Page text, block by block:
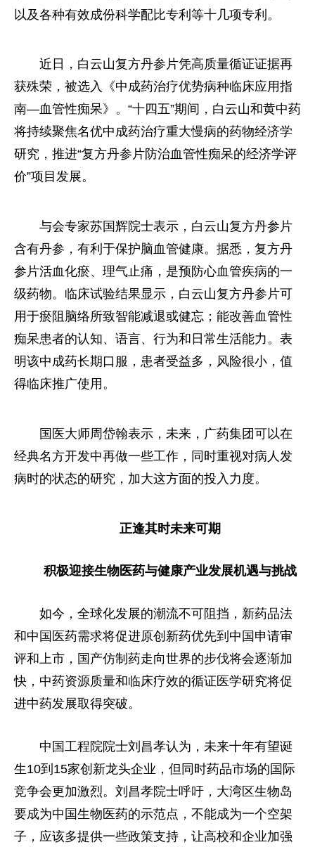
以及各种有效成份科学配比专利等十几项专利。
近日，白云山复方丹参片凭高质量循证证据再
获殊荣，被选入《中成药治疗优势病种临床应用指
南—血管性痴呆》。“十四五”期间，白云山和黄中药
将持续聚焦名优中成药治疗重大慢病的药物经济学
研究，推进“复方丹参片防治血管性痴呆的经济学评
价”项目发展。
与会专家苏国辉院士表示，白云山复方丹参片
含有丹参，有利于保护脑血管健康。据悉，复方丹
参片活血化瘀、理气止痛，是预防心血管疾病的一
级药物。临床试验结果显示，白云山复方丹参片可
用于瘀阻脑络所致智能减退或健忘；能改善血管性
痴呆患者的认知、语言、行为和日常生活能力。表
明该中成药长期口服，患者受益多，风险很小，值
得临床推广使用。
国医大师周岱翰表示，未来，广药集团可以在
经典名方开发中再做一些工作，同时重视对病人发
病时的状态的研究，加大这方面的投入力度。
正逢其时未来可期
积极迎接生物医药与健康产业发展机遇与挑战
如今，全球化发展的潮流不可阻挡，新药品法
和中国医药需求将促进原创新药优先到中国申请审
评和上市，国产仿制药走向世界的步伐将会逐渐加
快，中药资源质量和临床疗效的循证医学研究将促
进中药发展取得突破。
中国工程院院士刘昌孝认为，未来十年有望诞
生10到15家创新龙头企业，但同时药品市场的国际
竞争会更加激烈。刘昌孝院士呼吁，大湾区生物岛
要成为中国生物医药的示范点，不能成为一个空架
子，应该多提供一些政策支持，让高校和企业加强